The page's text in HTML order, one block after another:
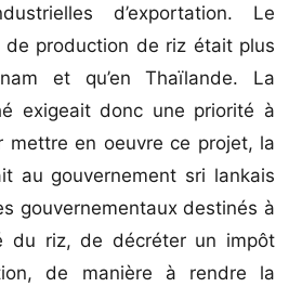
d’exportation. Le
de production de riz était plus
et qu’en Thaïlande. La
exigeait donc une priorité à
mettre en oeuvre ce projet, la
au gouvernement sri lankais
gouvernementaux destinés à
du riz, de décréter un impôt
de manière à rendre la